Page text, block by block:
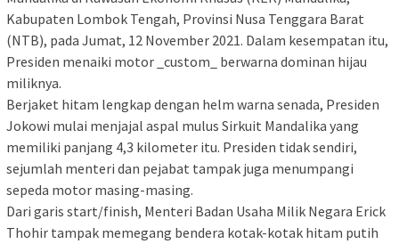
Kabupaten Lombok Tengah, Provinsi Nusa Tenggara Barat
(NTB), pada Jumat, 12 November 2021. Dalam kesempatan itu,
Presiden menaiki motor _custom_ berwarna dominan hijau
miliknya.
Berjaket hitam lengkap dengan helm warna senada, Presiden
Jokowi mulai menjajal aspal mulus Sirkuit Mandalika yang
memiliki panjang 4,3 kilometer itu. Presiden tidak sendiri,
sejumlah menteri dan pejabat tampak juga menumpangi
sepeda motor masing-masing.
Dari garis start/finish, Menteri Badan Usaha Milik Negara Erick
Thohir tampak memegang bendera kotak-kotak hitam putih